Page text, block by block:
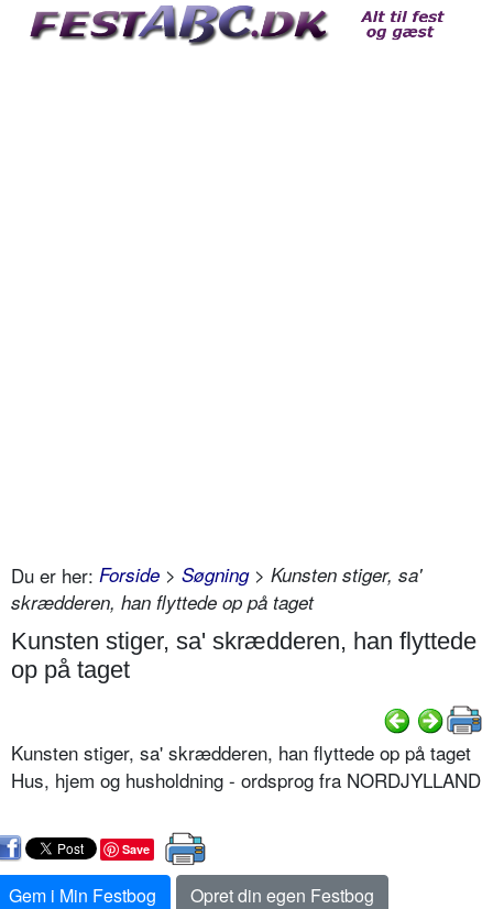
Du er her: Forside > Søgning> Kunsten stiger, sa'
skrædderen, han flyttede op på taget
Kunsten stiger, sa' skrædderen, han flyttede
op på taget
Kunsten stiger, sa' skrædderen, han flyttede op på taget
Hus, hjem og husholdning - ordsprog fra NORDJYLLAND
Save
Gem i Min Festbog
Opret din egen Festbog